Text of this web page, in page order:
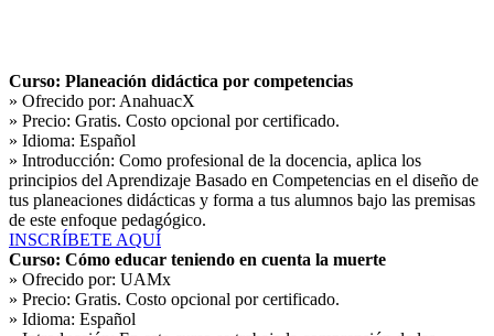
Curso: Planeación didáctica por competencias
» Ofrecido por: AnahuacX
» Precio: Gratis. Costo opcional por certificado.
» Idioma: Español
» Introducción: Como profesional de la docencia, aplica los
principios del Aprendizaje Basado en Competencias en el diseño de
tus planeaciones didácticas y forma a tus alumnos bajo las premisas
de este enfoque pedagógico.
INSCRÍBETE AQUÍ
Curso: Cómo educar teniendo en cuenta la muerte
» Ofrecido por: UAMx
» Precio: Gratis. Costo opcional por certificado.
» Idioma: Español